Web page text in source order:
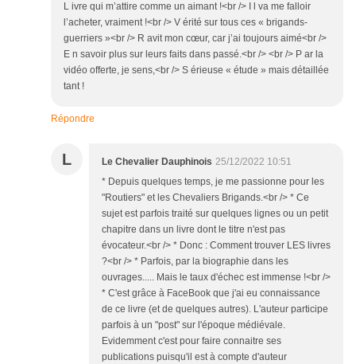
L ivre qui m’attire comme un aimant !<br /> I l va me falloir
l’acheter, vraiment !<br /> V érité sur tous ces « brigands-
guerriers »<br /> R avit mon cœur, car j’ai toujours aimé<br />
E n savoir plus sur leurs faits dans passé.<br /> <br /> P ar la
vidéo offerte, je sens,<br /> S érieuse « étude » mais détaillée
tant !
Répondre
L Le Chevalier Dauphinois 25/12/2022 10:51
* Depuis quelques temps, je me passionne pour les
"Routiers" et les Chevaliers Brigands.<br /> * Ce
sujet est parfois traité sur quelques lignes ou un petit
chapitre dans un livre dont le titre n'est pas
évocateur.<br /> * Donc : Comment trouver LES livres
?<br /> * Parfois, par la biographie dans les
ouvrages..... Mais le taux d'échec est immense !<br />
* C'est grâce à FaceBook que j'ai eu connaissance
de ce livre (et de quelques autres). L'auteur participe
parfois à un "post" sur l'époque médiévale.
Evidemment c'est pour faire connaitre ses
publications puisqu'il est à compte d'auteur